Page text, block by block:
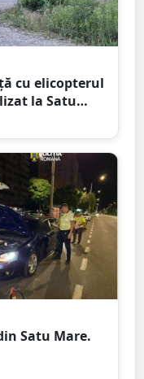
cu elicopterul
la Satu
Satu Mare.